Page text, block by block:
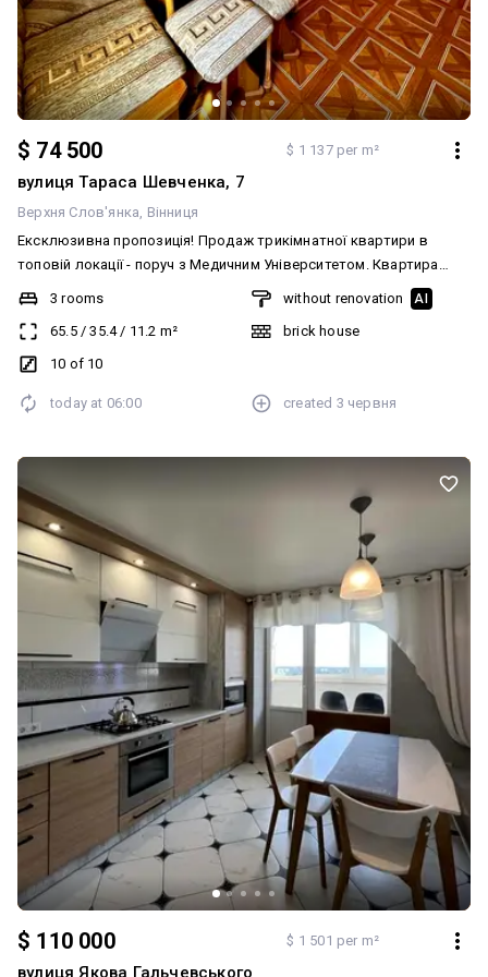
$ 74 500 $ 1 137 per m²
вулиця Тараса Шевченка, 7
Верхня Слов'янка Вінниця
Ексклюзивна пропозиція! Продаж трикімнатної квартири в
топовій локації - поруч з Медичним Університетом. Квартира
розташована в цегляному будинку покращеного планування. В
квартирі є три роздільних кімнати, суміжний санвузол, два
засклених балкона. Простора кухня 11м2, широкий коридор.
Квартира не кутова і дуже тепла, планування на дві сторони.
вдала, поруч все необхідне. Зручна транспортна розв'язка в
перегляд!
3 rooms
65.5/35.4/ 11.2 m²
10 of 10
without renovation AI
brick house
today at 06:00 created 3 червня
$ 110 000 $ 1 501 per m²
вулиця Якова Гальчевського